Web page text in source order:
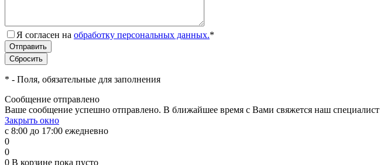
Я согласен на обработку персональных данных.*
* - Поля, обязательные для заполнения
Сообщение отправлено
Ваше сообщение успешно отправлено. В ближайшее время с Вами свяжется наш специалист
Закрыть окно
с 8:00 до 17:00 ежедневно
0
0
0 В корзине пока пусто